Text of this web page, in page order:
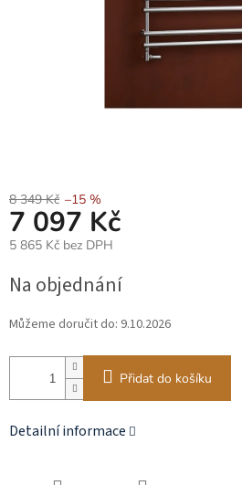
8 349 Kč –15 %
7 097 Kč
5 865 Kč bez DPH
cena:
Na objednání
Můžeme doručit do: 9.10.2026
Přidat do košíku
Detailní informace